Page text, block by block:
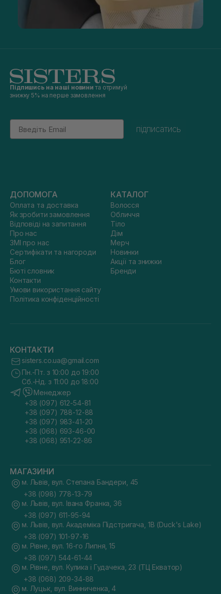
Підпишись на наші новини та отримуй
знижку 5% на перше замовлення
Email
підписатись
ДОПОМОГА
Оплата та доставка
Як зробити замовлення
Відповіді на запитання
Про нас
ЗМІ про нас
Сертифікати та нагороди
Блог
Бюті словник
Контакти
Умови використання сайту
Політика конфіденційності
КАТАЛОГ
Волосся
Обличчя
Тіло
Дім
Мерч
Новинки
Акції та знижки
Бренди
КОНТАКТИ
sisters.co.ua@gmail.com
Пн.-Пт. з 10:00 до 19:00
Сб.-Нд. з 11:00 до 18:00
Менеджер
+38 (097) 612-54-81
+38 (097) 788-12-88
+38 (097) 983-41-20
+38 (068) 693-46-00
+38 (068) 951-22-86
МАГАЗИНИ
м. Львів, вул. Степана Бандери, 45
+38 (098) 778-13-79
м. Львів, вул. Івана Франка, 36
+38 (097) 611-95-94
м. Львів, вул. Академіка Підстригача, 1В (Duck's Lake)
+38 (097) 101-97-16
м. Рівне, вул. 16-го Липня, 15
+38 (097) 544-61-44
м. Рівне, вул. Кулика і Гудачека, 23 (ТЦ Екватор)
+38 (068) 209-34-88
м. Луцьк, вул. Винниченка, 4